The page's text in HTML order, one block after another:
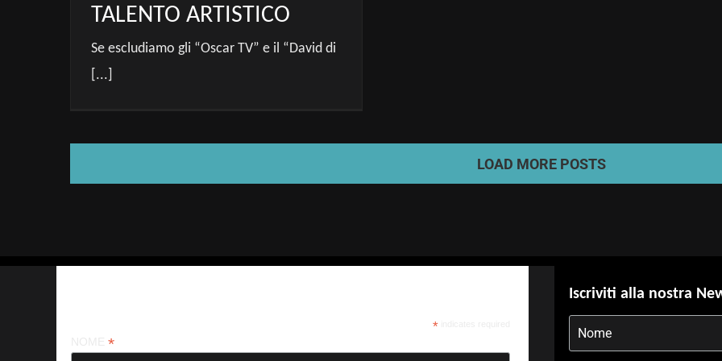
TALENTO ARTISTICO
Se escludiamo gli “Oscar TV” e il “David di
[...]
LOAD MORE POSTS
*
*
Iscriviti alla nostra